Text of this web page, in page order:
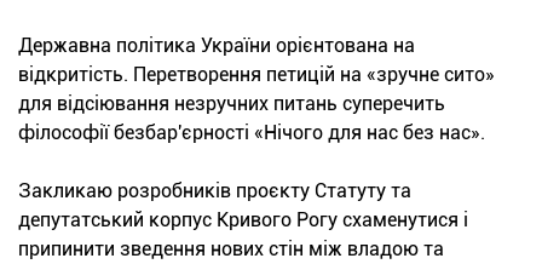
Державна політика України орієнтована на
відкритість. Перетворення петицій на «зручне сито»
для відсіювання незручних питань суперечить
філософії безбар'єрності «Нічого для нас без нас».
Закликаю розробників проєкту Статуту та
депутатський корпус Кривого Рогу схаменутися і
припинити зведення нових стін між владою та